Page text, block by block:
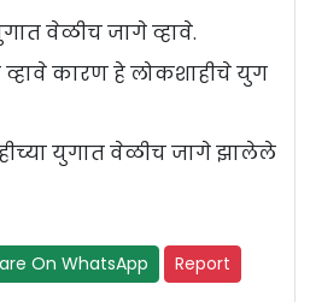
वेळीच जागे व्हावे.
कारण हे लोकशाहीचे युग
युगात वेळीच जागे झालेले
On WhatsApp Report